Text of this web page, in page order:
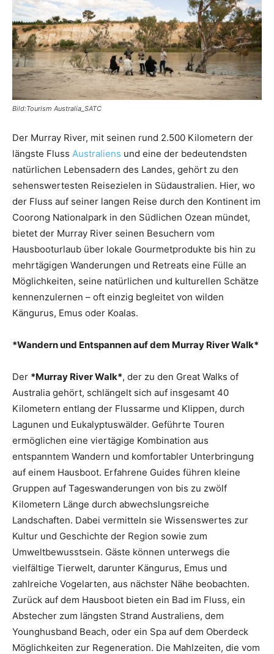
Reiseempfehlungen.
Bild:Tourism Australia_SATC
Der Murray River, mit seinen rund 2.500 Kilometern der
längste Fluss Australiens und eine der bedeutendsten
natürlichen Lebensadern des Landes, gehört zu den
sehenswertesten Reisezielen in Südaustralien. Hier, wo
der Fluss auf seiner langen Reise durch den Kontinent im
Coorong Nationalpark in den Südlichen Ozean mündet,
bietet der Murray River seinen Besuchern vom
Hausbooturlaub über lokale Gourmetprodukte bis hin zu
mehrtägigen Wanderungen und Retreats eine Fülle an
Möglichkeiten, seine natürlichen und kulturellen Schätze
kennenzulernen – oft einzig begleitet von wilden
Kängurus, Emus oder Koalas.
*Wandern und Entspannen auf dem Murray River Walk*
Der *Murray River Walk*, der zu den Great Walks of
Australia gehört, schlängelt sich auf insgesamt 40
Kilometern entlang der Flussarme und Klippen, durch
Lagunen und Eukalyptuswälder. Geführte Touren
ermöglichen eine viertägige Kombination aus
entspanntem Wandern und komfortabler Unterbringung
auf einem Hausboot. Erfahrene Guides führen kleine
Gruppen auf Tageswanderungen von bis zu zwölf
Kilometern Länge durch abwechslungsreiche
Landschaften. Dabei vermitteln sie Wissenswertes zur
Kultur und Geschichte der Region sowie zum
Umweltbewusstsein. Gäste können unterwegs die
vielfältige Tierwelt, darunter Kängurus, Emus und
zahlreiche Vogelarten, aus nächster Nähe beobachten.
Zurück auf dem Hausboot bieten ein Bad im Fluss, ein
Abstecher zum längsten Strand Australiens, dem
Younghusband Beach, oder ein Spa auf dem Oberdeck
Möglichkeiten zur Regeneration. Die Mahlzeiten, die vom